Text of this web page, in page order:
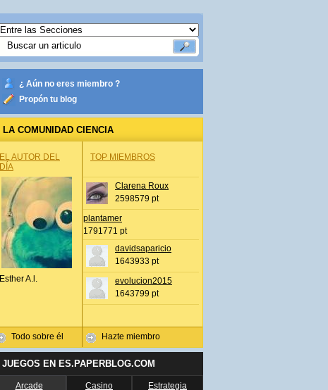
¿ Aún no eres miembro ?
Propón tu blog
LA COMUNIDAD CIENCIA
EL AUTOR DEL
DÍA
Esther A.l.
Todo sobre él
TOP MIEMBROS
Clarena Roux
2598579 pt
plantamer
1791771 pt
davidsaparicio
1643933 pt
evolucion2015
1643799 pt
Hazte miembro
JUEGOS EN ES.PAPERBLOG.COM
Arcade Casino Estrategia